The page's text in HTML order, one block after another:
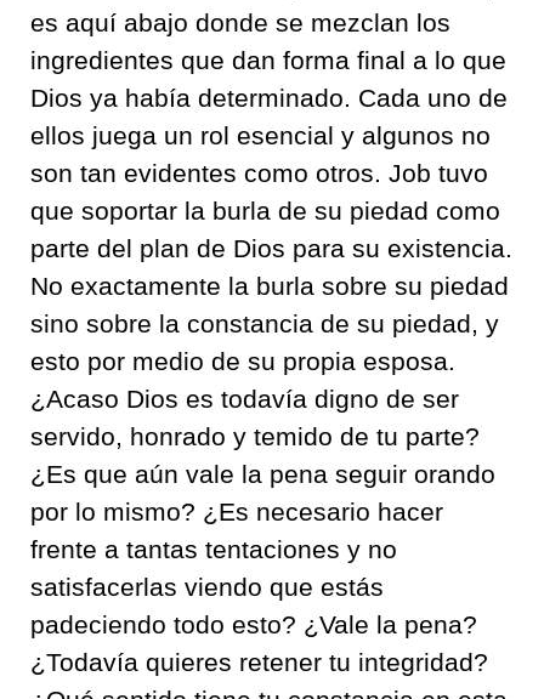
es aquí abajo donde se mezclan los
ingredientes que dan forma final a lo que
Dios ya había determinado. Cada uno de
ellos juega un rol esencial y algunos no
son tan evidentes como otros. Job tuvo
que soportar la burla de su piedad como
parte del plan de Dios para su existencia.
No exactamente la burla sobre su piedad
sino sobre la constancia de su piedad, y
esto por medio de su propia esposa.
¿Acaso Dios es todavía digno de ser
servido, honrado y temido de tu parte?
¿Es que aún vale la pena seguir orando
por lo mismo? ¿Es necesario hacer
frente a tantas tentaciones y no
satisfacerlas viendo que estás
padeciendo todo esto? ¿Vale la pena?
¿Todavía quieres retener tu integridad?